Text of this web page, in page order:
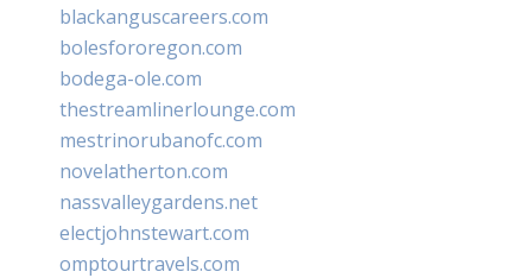
blackanguscareers.com
bolesfororegon.com
bodega-ole.com
thestreamlinerlounge.com
mestrinorubanofc.com
novelatherton.com
nassvalleygardens.net
electjohnstewart.com
omptourtravels.com